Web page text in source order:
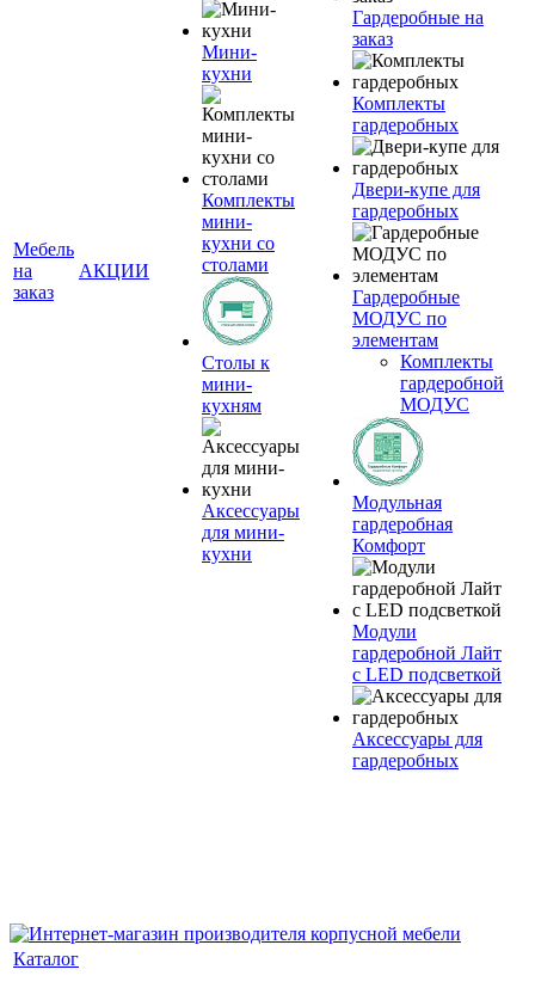
Мебель
на
заказ
АКЦИИ
Мини-
кухни
Комплекты
мини-
кухни со
столами
Столы к
мини-
кухням
Аксессуары
для мини-
кухни
Гардеробные на
заказ
Комплекты
гардеробных
Двери-купе для
гардеробных
Гардеробные
МОДУС по
элементам
Комплекты
гардеробной
МОДУС
Модульная
гардеробная
Комфорт
Модули
гардеробной Лайт
с LED подсветкой
Аксессуары для
гардеробных
Каталог